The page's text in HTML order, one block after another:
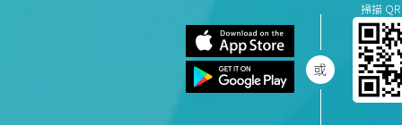
掃描